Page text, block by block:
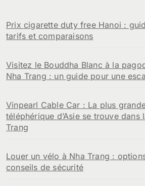
Prix cigarette duty free Hanoi :
tarifs et comparaisons
Visitez le Bouddha Blanc à la
Nha Trang : un guide pour une
Vinpearl Cable Car : La plus
téléphérique d’Asie se trouve dans
Trang
Louer un vélo à Nha Trang :
conseils de sécurité